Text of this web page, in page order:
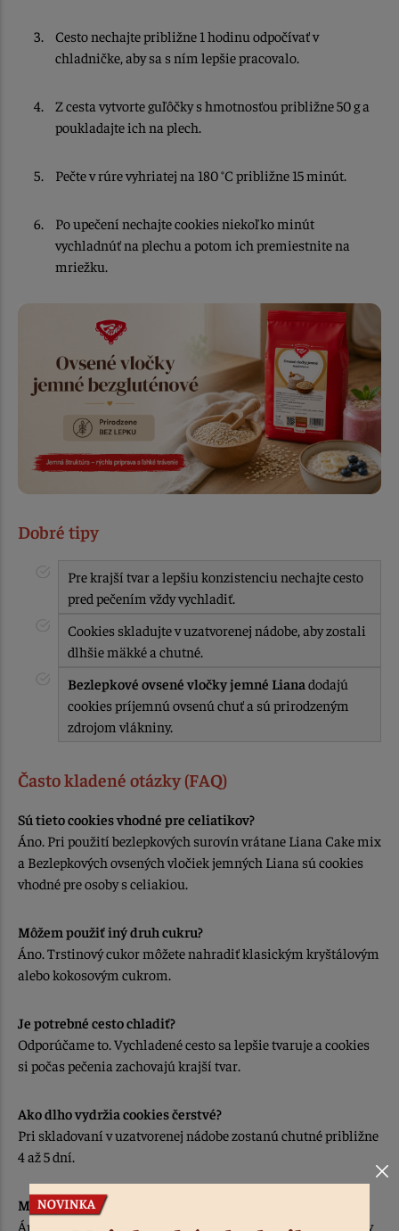
Cesto nechajte približne 1 hodinu odpočívať v
chladničke, aby sa s ním lepšie pracovalo.
Z cesta vytvorte guľôčky s hmotnosťou približne 50 g a
poukladajte ich na plech.
Pečte v rúre vyhriatej na 180 °C približne 15 minút.
Po upečení nechajte cookies niekoľko minút
vychladnúť na plechu a potom ich premiestnite na
mriežku.
Dobré tipy
Pre krajší tvar a lepšiu konzistenciu nechajte cesto
pred pečením vždy vychladiť.
Cookies skladujte v uzatvorenej nádobe, aby zostali
dlhšie mäkké a chutné.
Bezlepkové ovsené vločky jemné Liana dodajú
cookies príjemnú ovsenú chuť a sú prirodzeným
zdrojom vlákniny.
Často kladené otázky (FAQ)
Sú tieto cookies vhodné pre celiatikov?
Áno. Pri použití bezlepkových surovín vrátane Liana Cake mix
a Bezlepkových ovsených vločiek jemných Liana sú cookies
vhodné pre osoby s celiakiou.
Môžem použiť iný druh cukru?
Áno. Trstinový cukor môžete nahradiť klasickým kryštálovým
alebo kokosovým cukrom.
Je potrebné cesto chladiť?
Odporúčame to. Vychladené cesto sa lepšie tvaruje a cookies
si počas pečenia zachovajú krajší tvar.
Ako dlho vydržia cookies čerstvé?
Pri skladovaní v uzatvorenej nádobe zostanú chutné približne
4 až 5 dní.
Môžem cookies zamraziť?
Áno. Zamraziť môžete upečené cookies aj pripravené guľôčky